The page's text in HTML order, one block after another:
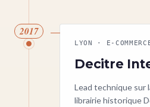
2017
LYON · E-
Decitre
Lead technique sur
librairie historique